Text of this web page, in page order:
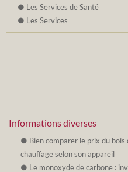
Les Services de Santé
Les Services
Informations diverses
Bien comparer le prix du bois
chauffage selon son appareil
Le monoxyde de carbone :